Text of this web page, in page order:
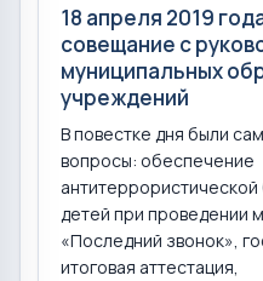
18 апреля 2019
совещание с
муниципальных
учреждений
В повестке дня были
вопросы: обеспечение
детей при проведении
«Последний звонок»,
итоговая аттестация,